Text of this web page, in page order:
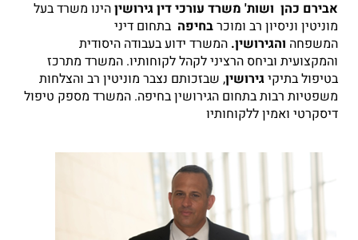
אבירם כהן ושות' משרד עורכי דין גירושיןהינו משרד בעל
מוניטין וניסיון רב ומוכרבחיפה בתחום דיני
המשפחה והגירושין. המשרד ידוע בעבודה היסודית
והמקצועית וביחס הרציני לקהל לקוחותיו. המשרד מתרכז
בטיפול בתיקיגירושין, שבזכותם נצבר מוניטין רב והצלחות
משפטיות רבות בתחום הגירושין בחיפה. המשרד מספק טיפול
דיסקרטי ואמין ללקוחותיו